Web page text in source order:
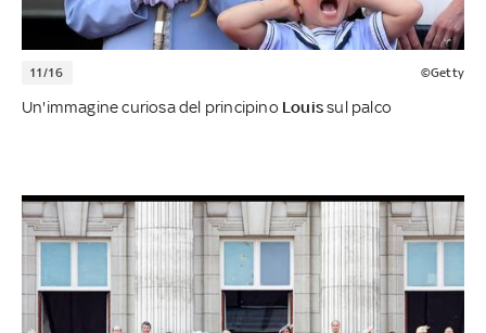
11/16 ©Getty
Un'immagine curiosa del principino Louissul palco